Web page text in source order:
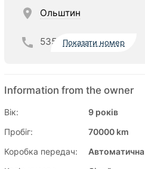
Ольштин
535 Показати номер
Information from the owner
Вік:
9 років
Пробіг:
70000 km
Коробка передач:
Автоматична